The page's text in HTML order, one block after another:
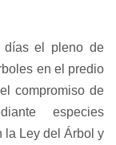
días el pleno de
en el predio
compromiso de
especies
la Ley del Árbol y